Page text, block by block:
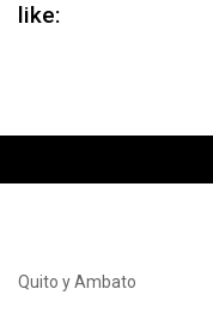
like:
Quito y Ambato